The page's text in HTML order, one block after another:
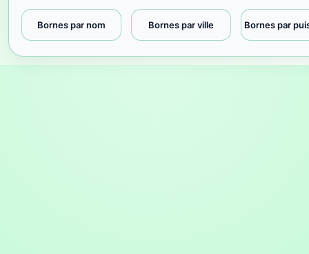
Bornes par nom Bornes par ville Bornes par